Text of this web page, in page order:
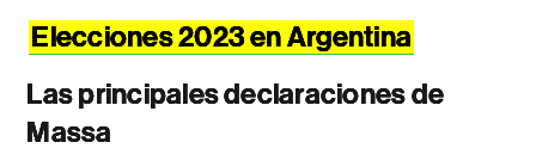
Elecciones 2023 en Argentina
Las principales declaraciones de
Massa